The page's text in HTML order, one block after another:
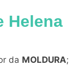
Helena
da MOLDURA;